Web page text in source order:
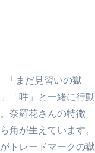
「まだ見習いの獄
「吽」と一緒に行動
奈羅花さんの特徴
角が生えています。
トレードマークの獄